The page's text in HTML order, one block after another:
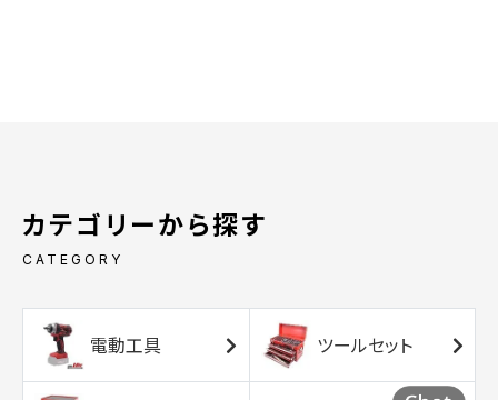
カテゴリーから探す
CATEGORY
電動工具 ツールセット